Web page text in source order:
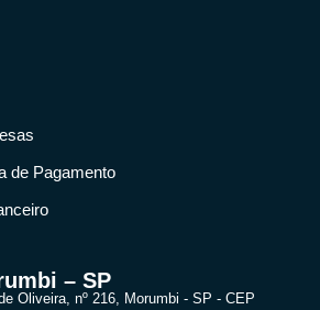
de Pagamento
– SP
Oliveira, nº 216, Morumbi - SP - CEP